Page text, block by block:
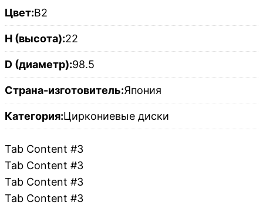
Цвет:B2
H (высота):22
D (диаметр):98.5
Страна-изготовитель:Япония
Категория:Циркониевые диски
Tab Content #3
Tab Content #3
Tab Content #3
Tab Content #3